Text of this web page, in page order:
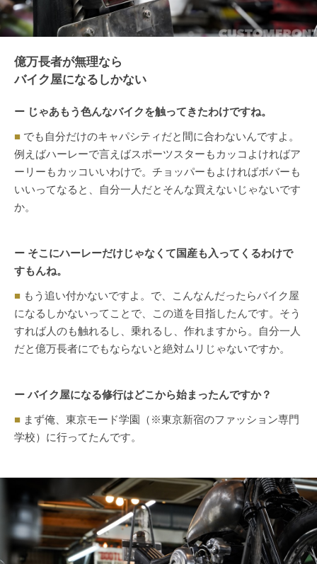
億万長者が無理なら
バイク屋になるしかない
ー じゃあもう色んなバイクを触ってきたわけですね。
■ でも自分だけのキャパシティだと間に合わないんですよ。
例えばハーレーで言えばスポーツスターもカッコよければア
ーリーもカッコいいわけで。チョッパーもよければボバーも
いいってなると、自分一人だとそんな買えないじゃないです
か。
ー そこにハーレーだけじゃなくて国産も入ってくるわけで
すもんね。
■ もう追い付かないですよ。で、こんなんだったらバイク屋
になるしかないってことで、この道を目指したんです。そう
すれば人のも触れるし、乗れるし、作れますから。自分一人
だと億万長者にでもならないと絶対ムリじゃないですか。
ー バイク屋になる修行はどこから始まったんですか？
■ まず俺、東京モード学園（※東京新宿のファッション専門
学校）に行ってたんです。